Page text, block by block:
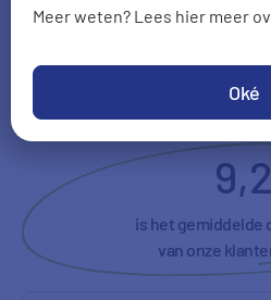
Meer weten? Lees hier meer
Oké
NPS
9,2
is het gemiddelde
van onze